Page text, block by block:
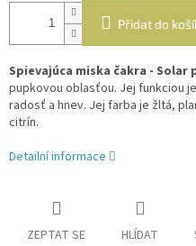
Přidat do
Spievajúca miska čakra - Solar
pupkovou oblasťou. Jej funkciou
radosť a hnev. Jej farba je žltá,
citrín.
Detailní informace
ZEPTAT SE HLÍDAT